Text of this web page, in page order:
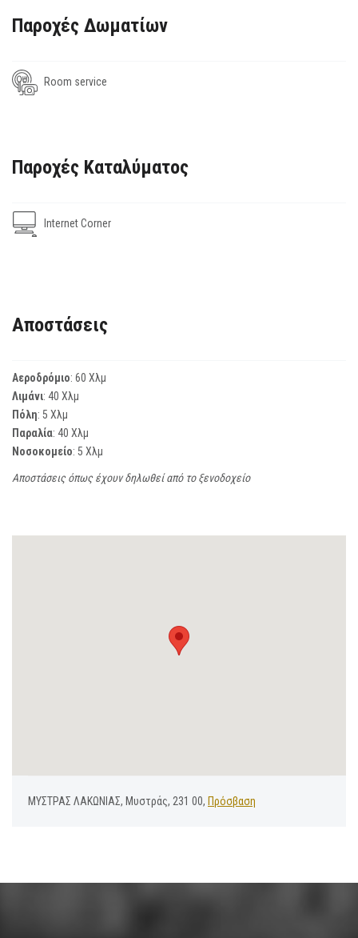
Παροχές Δωματίων
Room service
Παροχές Καταλύματος
Internet Corner
Αποστάσεις
Αεροδρόμιο: 60 Χλμ
Λιμάνι: 40 Χλμ
Πόλη: 5 Χλμ
Παραλία: 40 Χλμ
Νοσοκομείο: 5 Χλμ
Αποστάσεις όπως έχουν δηλωθεί από το ξενοδοχείο
ΜΥΣΤΡΑΣ ΛΑΚΩΝΙΑΣ, Μυστράς, 231 00, Πρόσβαση